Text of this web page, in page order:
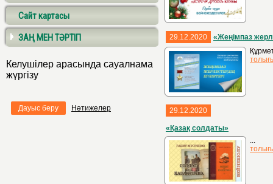
Сайт картасы
ЗАҢ МЕН ТӘРТІП
Келушілер арасында сауалнама
жүргізу
Дауыс беру Нәтижелер
29.12.2020
«Жеңімпаз
29.12.2020
«Қазақ солдаты»
...